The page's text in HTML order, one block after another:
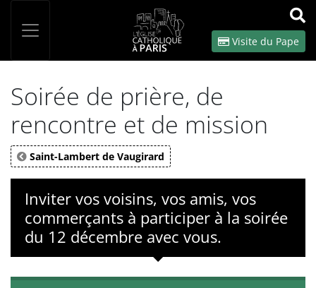
OK
Visite du Pape
Soirée de prière, de
rencontre et de mission
Saint-Lambert de Vaugirard
Inviter vos voisins, vos amis, vos
commerçants à participer à la soirée
du 12 décembre avec vous.
Panneau de gestion des cookies